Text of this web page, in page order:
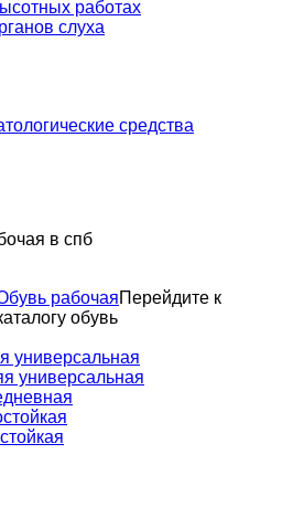
работах
слуха
средства
рабочаяПерейдите к
обувь
универсальная
универсальная